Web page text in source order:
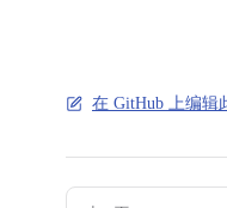
在 GitHub 上编辑
Pager